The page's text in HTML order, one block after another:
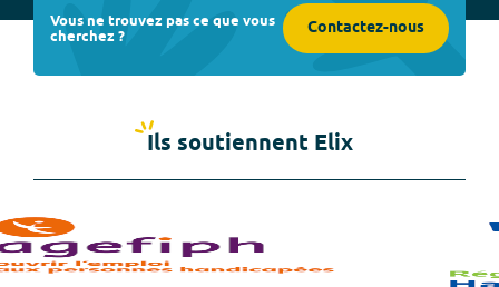
Vous ne trouvez pas ce que vous
cherchez ? Contactez-nous
Ils soutiennent Elix